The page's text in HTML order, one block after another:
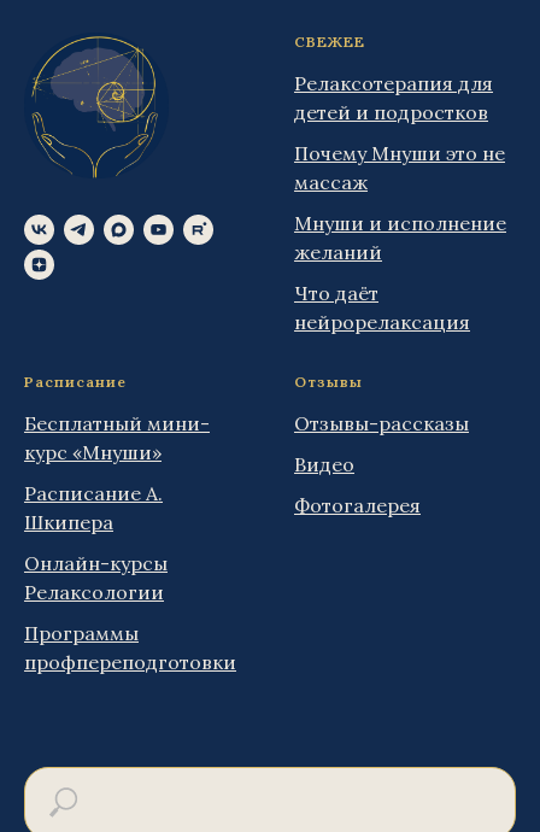
СВЕЖЕЕ
Релаксотерапия для
детей и подростков
Почему Мнуши это не
массаж
Мнуши и исполнение
желаний
Что даёт
нейрорелаксация
Расписание
Бесплатный мини-
курс «Мнуши»
Расписание А.
Шкипера
Онлайн-курсы
Релаксологии
Программы
профпереподготовки
Отзывы
Отзывы-рассказы
Видео
Фотогалерея